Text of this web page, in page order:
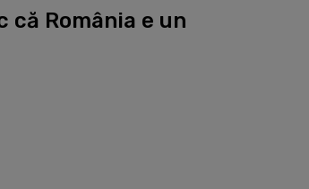
România e un